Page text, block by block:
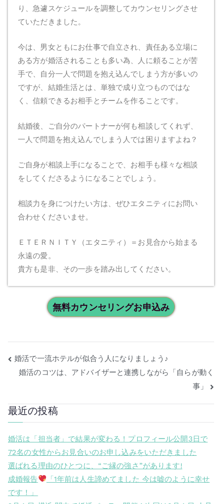
り、急遽スケジュールを調整してカウンセリングさせ
ていただきました。
今は、男女ともにお仕事で自立され、責任ある立場に
ある方が婚活されることも多い為、人に頼ることが苦
手で、自分一人で問題を抱え込んでしまう方が多いの
ですが、結婚生活とは、単独で成り立つものではな
く、信頼できるお相手とチームを作ることです。
結婚後、ご自分のパートナーが何も相談してくれず、
一人で問題を抱え込んでしまう人では困りますよね？
ご自身が相談上手になることで、お相手も様々な相談
をしてくださるようになることでしょう。
相談力を身につけたい方は、ぜひエタニティにお問い
合わせくださいませ。
ＥＴＥＲＮＩＴＹ（エタニティ）＝お見合から始まる
永遠の愛。
貴方も是非、その一歩を踏み出してください。
無料カウンセリングお申込み
婚活で一流ホテルが似合う人になりましょう♪
婚活のコツは、アドバイザーと連携しながら「自らが動く
事」
最近の投稿
婚活は「担当者」で結果が変わる！プロフィール公開3日で
72名の女性からお見合いのお申し込みをいただきました
選ばれる理由のひとつに、“ご縁の強さ”があります!
成婚報告
「1年前は人生諦めてました 今は嘘のように幸せ
です！」